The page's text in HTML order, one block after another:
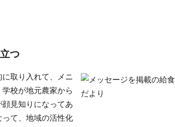
つ
取り入れて、メニ
校が地元農家から
見知りになってあ
て、地域の活性化